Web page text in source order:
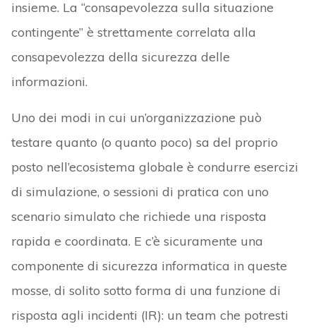
insieme. La “consapevolezza sulla situazione
contingente” è strettamente correlata alla
consapevolezza della sicurezza delle
informazioni.
Uno dei modi in cui un’organizzazione può
testare quanto (o quanto poco) sa del proprio
posto nell’ecosistema globale è condurre esercizi
di simulazione, o sessioni di pratica con uno
scenario simulato che richiede una risposta
rapida e coordinata. E c’è sicuramente una
componente di sicurezza informatica in queste
mosse, di solito sotto forma di una funzione di
risposta agli incidenti (IR): un team che potresti